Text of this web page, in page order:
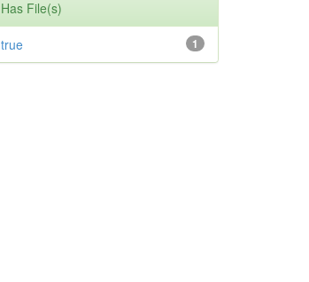
Has File(s)
1
true